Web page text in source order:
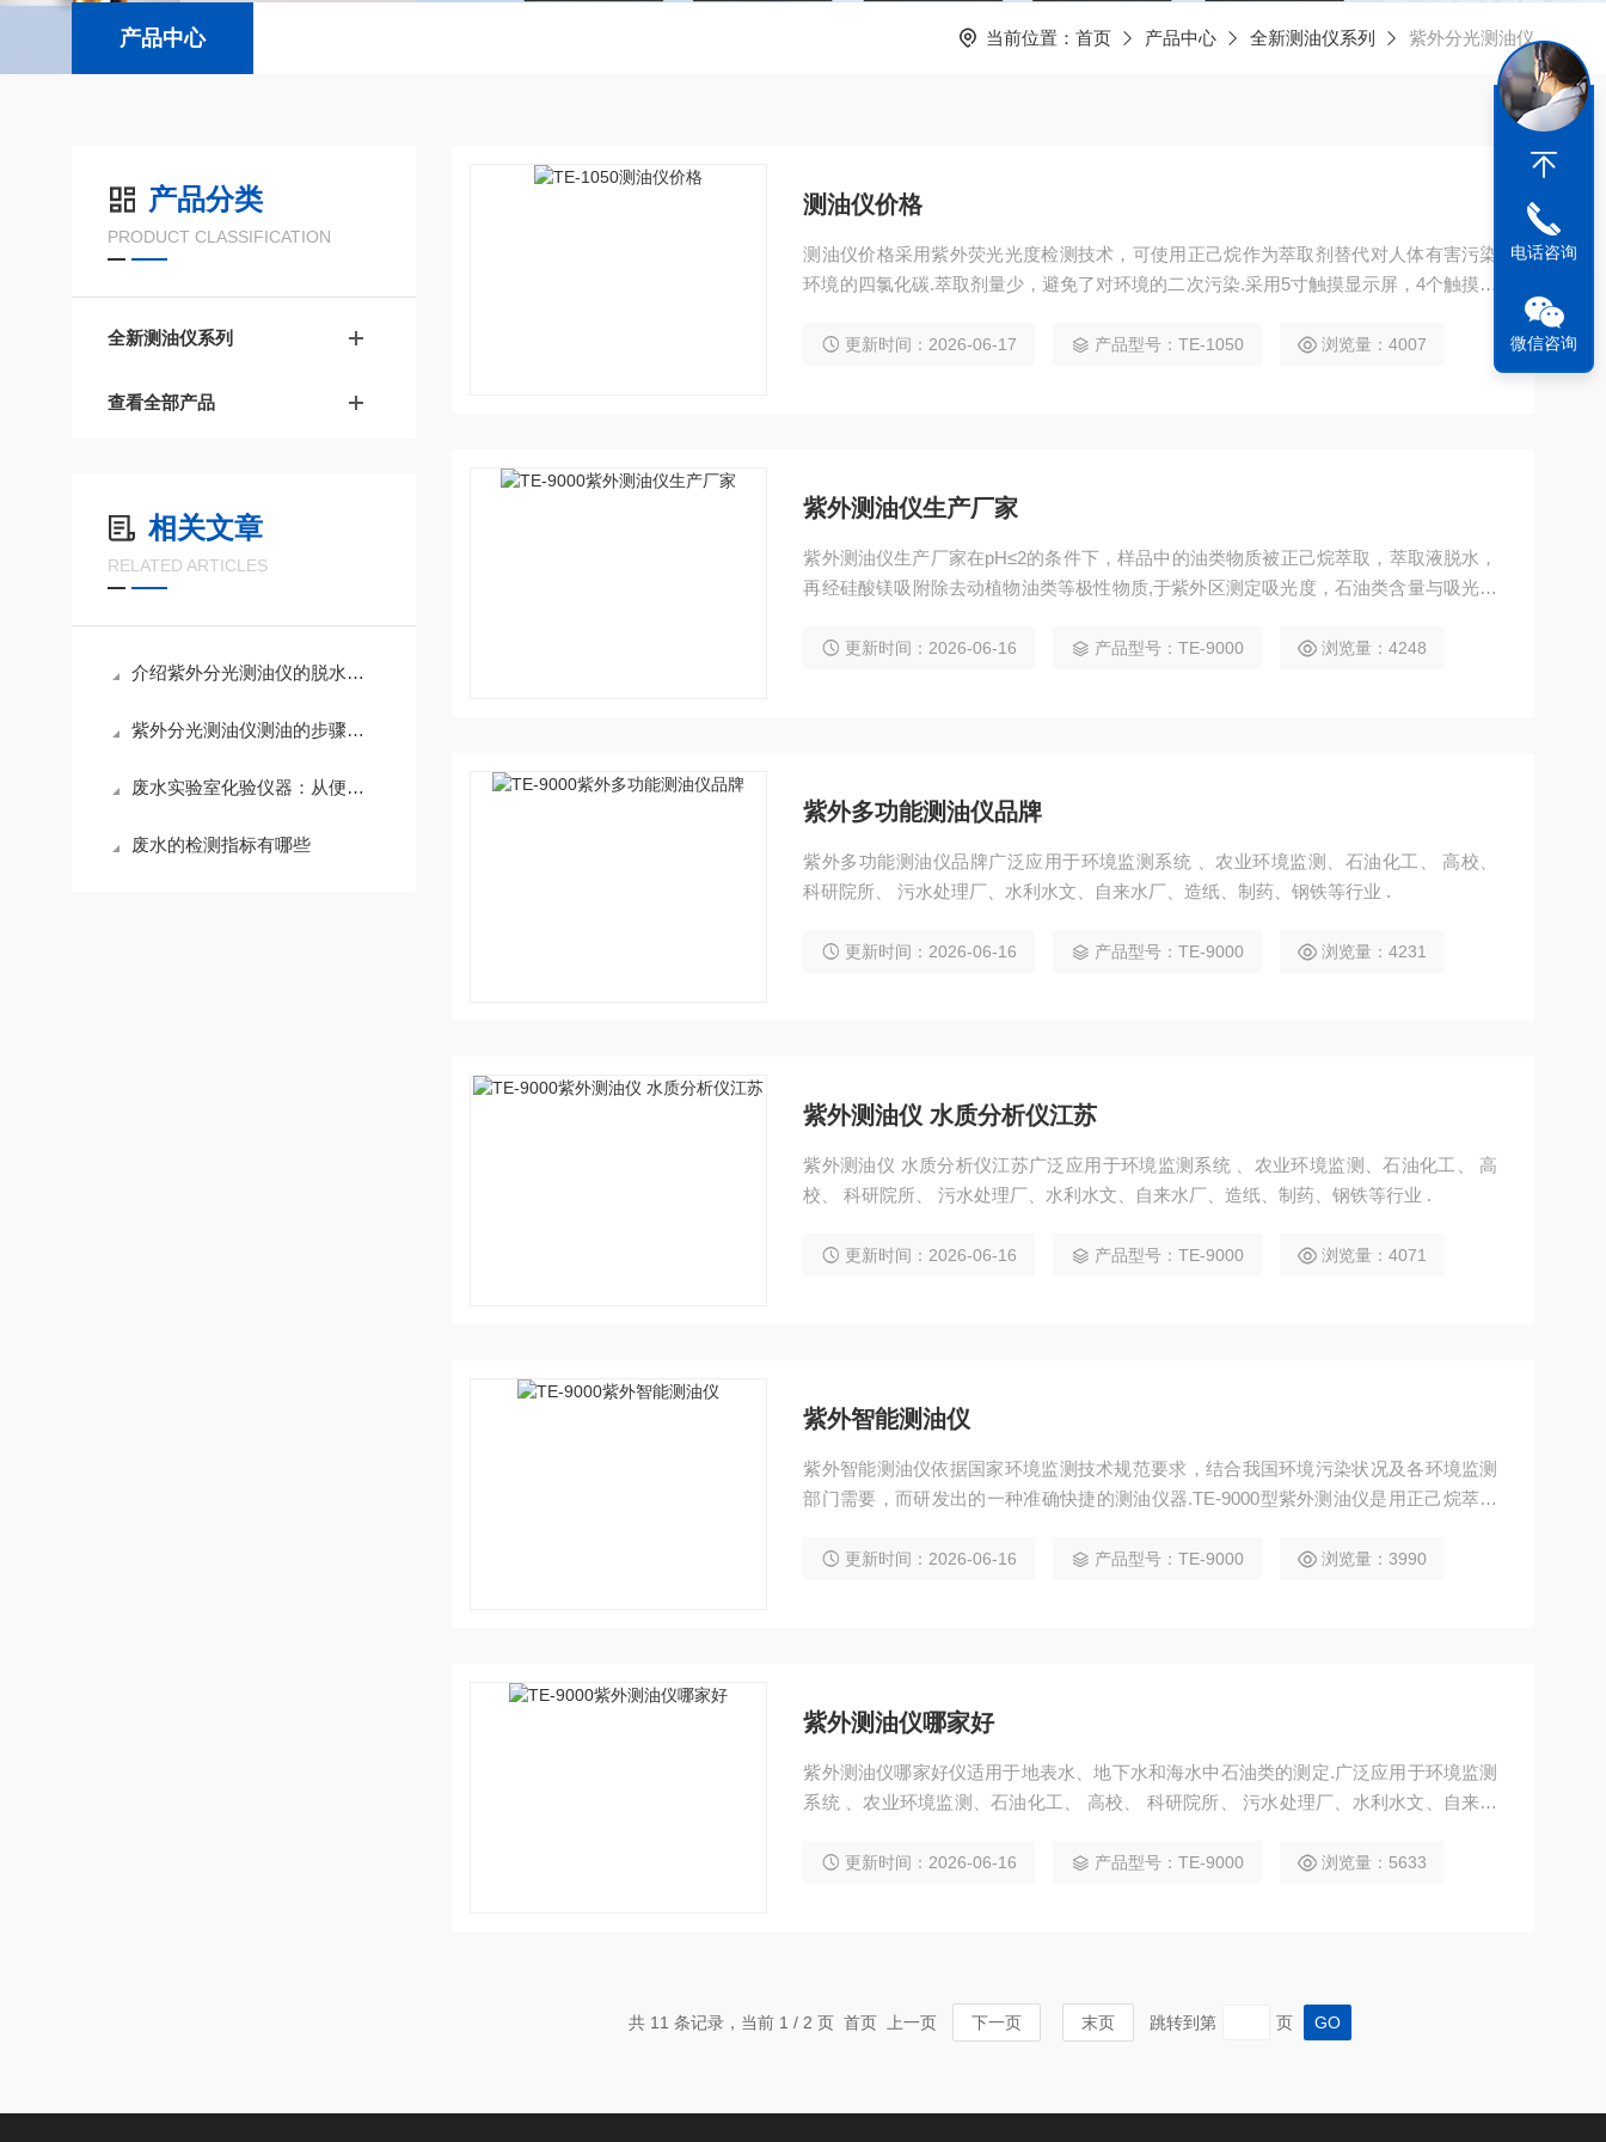
产品中心 当前位置： 首页 产品中心 全新测油仪系列 紫外分光测油仪
产品分类
PRODUCT CLASSIFICATION
全新测油仪系列
查看全部产品
相关文章
RELATED ARTICLES
介绍紫外分光测油仪的脱水和吸附方法
紫外分光测油仪测油的步骤说明
废水实验室化验仪器：从便携检测到智能分析的全场景解决方案
废水的检测指标有哪些
测油仪价格
测油仪价格采用紫外荧光光度检测技术，可使用正己烷作为萃取剂替代对人体有害污染
环境的四氯化碳.萃取剂量少，避免了对环境的二次污染.采用5寸触摸显示屏，4个触摸感
更新时间：2026-06-17 产品型号：TE-1050 浏览量：4007
紫外测油仪生产厂家
紫外测油仪生产厂家在pH≤2的条件下，样品中的油类物质被正己烷萃取，萃取液脱水，
再经硅酸镁吸附除去动植物油类等极性物质,于紫外区测定吸光度，石油类含量与吸光度
更新时间：2026-06-16 产品型号：TE-9000 浏览量：4248
紫外多功能测油仪品牌
紫外多功能测油仪品牌广泛应用于环境监测系统 、农业环境监测、石油化工、 高校、
科研院所、 污水处理厂、水利水文、自来水厂、造纸、制药、钢铁等行业 .
更新时间：2026-06-16 产品型号：TE-9000 浏览量：4231
紫外测油仪 水质分析仪江苏
紫外测油仪 水质分析仪江苏广泛应用于环境监测系统 、农业环境监测、石油化工、 高
校、 科研院所、 污水处理厂、水利水文、自来水厂、造纸、制药、钢铁等行业 .
更新时间：2026-06-16 产品型号：TE-9000 浏览量：4071
紫外智能测油仪
紫外智能测油仪依据国家环境监测技术规范要求，结合我国环境污染状况及各环境监测
部门需要，而研发出的一种准确快捷的测油仪器.TE-9000型紫外测油仪是用正己烷萃取
定紫外分光光度法》的要求.该产品操作简单，精密度好，灵敏度高，性能稳定 .
更新时间：2026-06-16 产品型号：TE-9000 浏览量：3990
紫外测油仪哪家好
紫外测油仪哪家好仪适用于地表水、地下水和海水中石油类的测定.广泛应用于环境监测
系统 、农业环境监测、石油化工、 高校、 科研院所、 污水处理厂、水利水文、自来水
更新时间：2026-06-16 产品型号：TE-9000 浏览量：5633
共 11 条记录，当前 1 / 2 页 首页 上一页 下一页 末页 跳转到第 页
电话咨询
微信咨询